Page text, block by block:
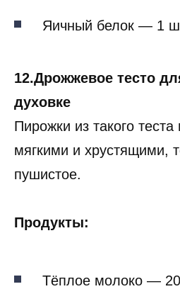
Яичный белок — 1
12.Дрожжевое тесто
духовке
Пирожки из такого
мягкими и хрустящими,
пушистое.
Продукты:
Тёплое молоко —